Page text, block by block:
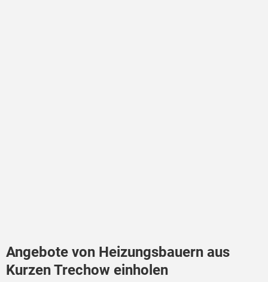
Angebote von Heizungsbauern aus
Kurzen Trechow einholen